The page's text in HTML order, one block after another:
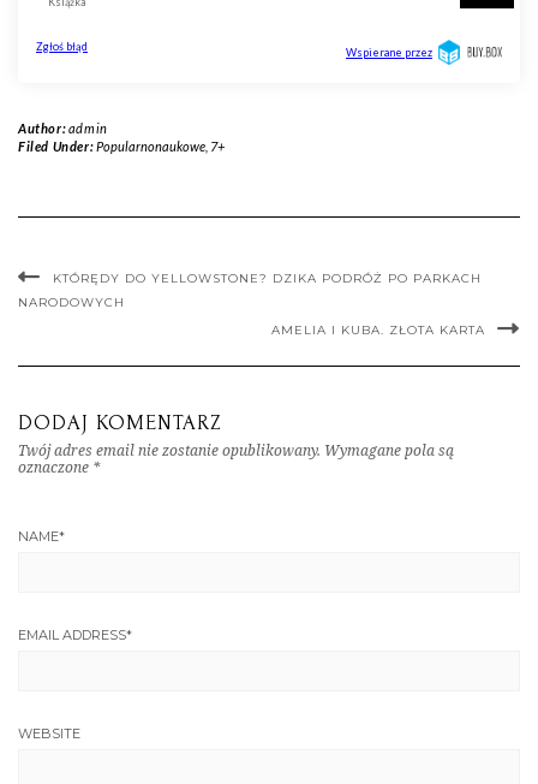
Author:admin
Filed Under:Popularnonaukowe, 7+
KTÓRĘDY DO YELLOWSTONE? DZIKA PODRÓŻ PO PARKACH
NARODOWYCH
AMELIA I KUBA. ZŁOTA KARTA
DODAJ KOMENTARZ
Twój adres email nie zostanie opublikowany. Wymagane pola są
oznaczone *
NAME*
EMAIL ADDRESS*
WEBSITE